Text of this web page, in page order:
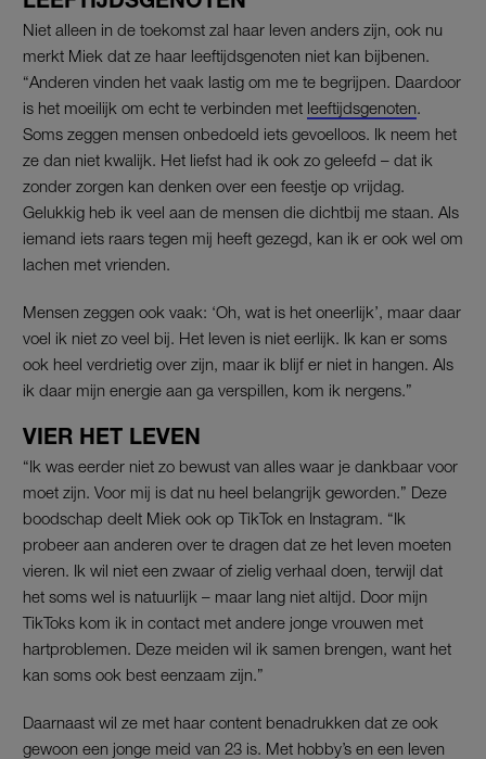
Niet alleen in de toekomst zal haar leven anders zijn, ook nu
merkt Miek dat ze haar leeftijdsgenoten niet kan bijbenen.
“Anderen vinden het vaak lastig om me te begrijpen. Daardoor
is het moeilijk om echt te verbinden met leeftijdsgenoten
Soms zeggen mensen onbedoeld iets gevoelloos. Ik neem het
ze dan niet kwalijk. Het liefst had ik ook zo geleefd – dat ik
zonder zorgen kan denken over een feestje op vrijdag.
Gelukkig heb ik veel aan de mensen die dichtbij me staan. Als
iemand iets raars tegen mij heeft gezegd, kan ik er ook wel om
lachen met vrienden.
Mensen zeggen ook vaak: ‘Oh, wat is het oneerlijk’, maar daar
voel ik niet zo veel bij. Het leven is niet eerlijk. Ik kan er soms
ook heel verdrietig over zijn, maar ik blijf er niet in hangen. Als
ik daar mijn energie aan ga verspillen, kom ik nergens.”
VIER HET LEVEN
“Ik was eerder niet zo bewust van alles waar je dankbaar voor
moet zijn. Voor mij is dat nu heel belangrijk geworden.” Deze
boodschap deelt Miek ook op TikTok en Instagram. “Ik
probeer aan anderen over te dragen dat ze het leven moeten
vieren. Ik wil niet een zwaar of zielig verhaal doen, terwijl dat
het soms wel is natuurlijk – maar lang niet altijd. Door mijn
TikToks kom ik in contact met andere jonge vrouwen met
hartproblemen. Deze meiden wil ik samen brengen, want het
kan soms ook best eenzaam zijn.”
Daarnaast wil ze met haar content benadrukken dat ze ook
gewoon een jonge meid van 23 is. Met hobby’s en een leven